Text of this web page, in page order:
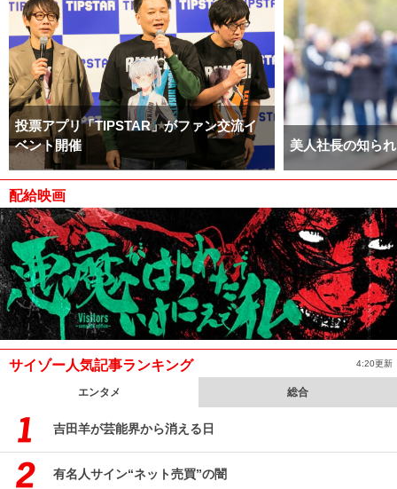
投票アプリ「TIPSTAR」がファン交流イ
ベント開催
美人社長の知ら
配給映画
サイゾー人気記事ランキング 4:20更新
エンタメ 総合
吉田羊が芸能界から消える日
有名人サイン“ネット売買”の闇